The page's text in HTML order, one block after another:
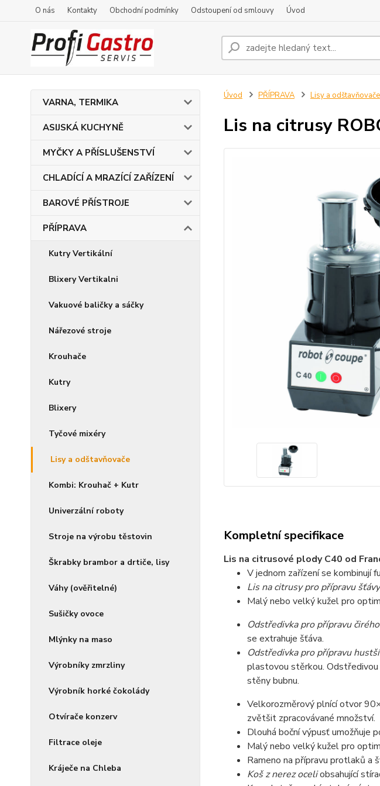
O nás Kontakty Obchodní podmínky Odstoupení od smlouvy Úvod
VARNA, TERMIKA
ASIJSKÁ KUCHYNĚ
MYČKY A PŘÍSLUŠENSTVÍ
CHLADÍCÍ A MRAZÍCÍ ZAŘÍZENÍ
BAROVÉ PŘÍSTROJE
PŘÍPRAVA
Kutry Vertikální
Blixery Vertikalni
Vakuové baličky a sáčky
Nářezové stroje
Krouhače
Kutry
Blixery
Tyčové mixéry
Lisy a odštavňovače
Kombi: Krouhač + Kutr
Univerzální roboty
Stroje na výrobu těstovin
Škrabky brambor a drtiče, lisy
Váhy (ověřitelné)
Sušičky ovoce
Mlýnky na maso
Výrobníky zmrzliny
Výrobník horké čokolády
Otvírače konzerv
Filtrace oleje
Kráječe na Chleba
Úvod PŘÍPRAVA Lisy a odštavňovače
Lis na citrusy
Kompletní specifikace
Lis na citrusové plody C40 od
V jednom zařízení se kombinují
Lis na citrusy pro přípravu
Malý nebo velký kužel pro
Odstředivka pro přípravu
se extrahuje šťáva.
Odstředivka pro přípravu
plastovou stěrkou. Odstředivou
stěny bubnu.
Velkorozměrový plnící otvor
zvětšit zpracovávané množství.
Dlouhá boční výpusť umožňuje
Malý nebo velký kužel pro
Rameno na přípravu protlaků a
Koš z nerez oceliobsahující